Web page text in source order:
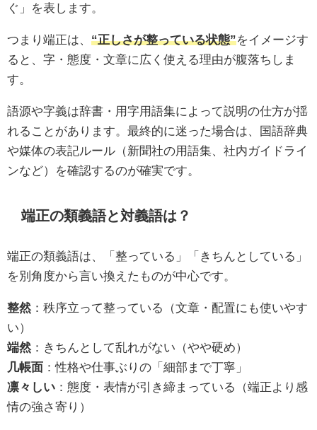
ぐ」を表します。
つまり端正は、 “正しさが整っている状態”をイメージす
ると、字・態度・文章に広く使える理由が腹落ちしま
す。
語源や字義は辞書・用字用語集によって説明の仕方が揺
れることがあります。最終的に迷った場合は、国語辞典
や媒体の表記ルール（新聞社の用語集、社内ガイドライ
ンなど）を確認するのが確実です。
端正の類義語と対義語は？
端正の類義語は、「整っている」「きちんとしている」
を別角度から言い換えたものが中心です。
整然：秩序立って整っている（文章・配置にも使いやす
い）
端然：きちんとして乱れがない（やや硬め）
几帳面 ：性格や仕事ぶりの「細部まで丁寧」
凛々しい ：態度・表情が引き締まっている（端正より感
情の強さ寄り）